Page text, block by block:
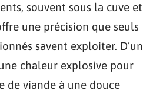
souvent sous la cuve et
une précision que seuls
savent exploiter. D’un
chaleur explosive pour
de viande à une douce